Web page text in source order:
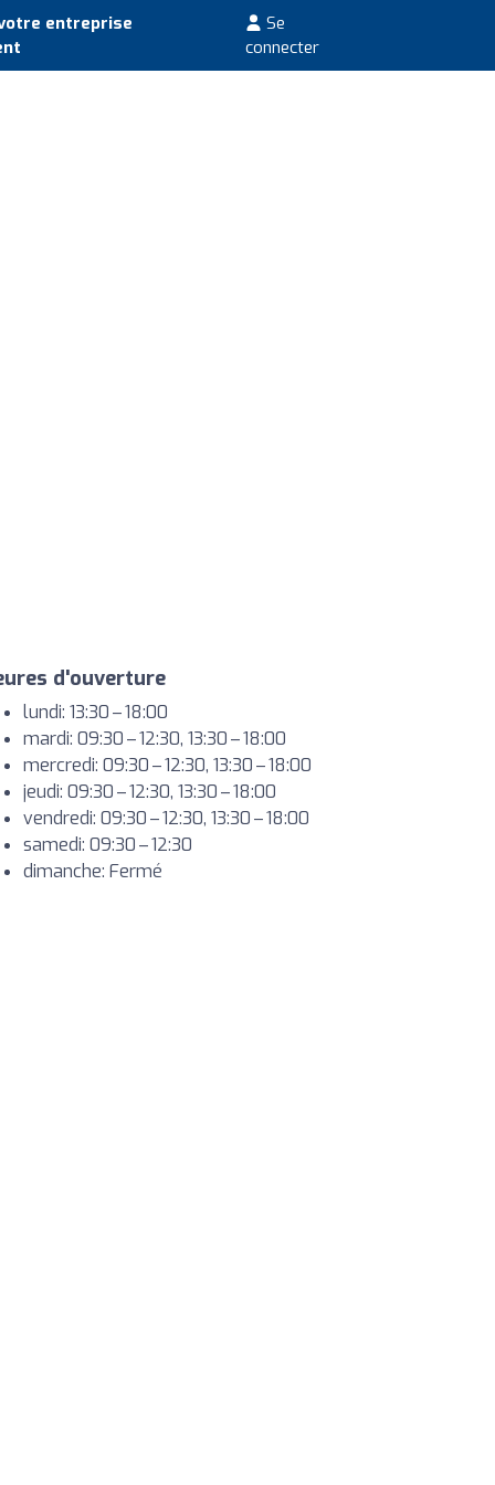
entreprise
Se
connecter
d'ouverture
lundi: 13:30 – 18:00
mardi: 09:30 – 12:30, 13:30 – 18:00
mercredi: 09:30 – 12:30, 13:30 – 18:00
jeudi: 09:30 – 12:30, 13:30 – 18:00
vendredi: 09:30 – 12:30, 13:30 – 18:00
samedi: 09:30 – 12:30
dimanche: Fermé